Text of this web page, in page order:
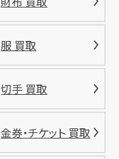
服 買取
切手 買取
金券・チケット 買取